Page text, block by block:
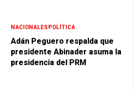
NACIONALESPOLÍTICA
Adán Peguero respalda que
presidente Abinader asuma la
presidencia del PRM